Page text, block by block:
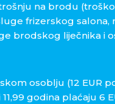
na brodu
frizerskog salona,
brodskog liječnika i
osoblju (12 EUR
godina plaćaju 6